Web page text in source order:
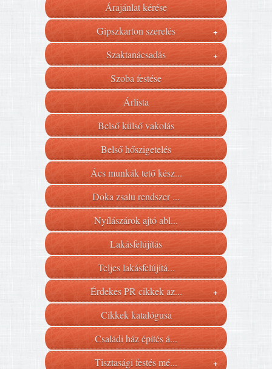
Árajánlat kérése
Gipszkarton szerelés
+
Szaktanácsadás +
Szoba festése
Árlista
Belső külső vakolás
Belső hőszigetelés
Ács munkák tető kész...
Doka zsalu rendszer ...
Nyílászárok ajtó abl...
Lakásfelújítás
Teljes lakásfelújítá...
Érdekes PR cikkek az...
+
Cikkek katalógusa
Családi ház építés á...
Tisztasági festés mé...
+